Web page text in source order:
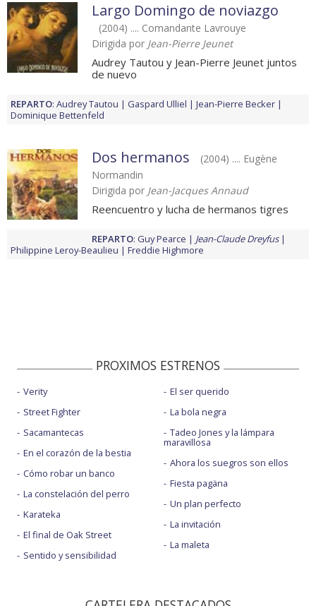
Largo Domingo de noviazgo
(2004) .... Comandante Lavrouye
Dirigida por Jean-Pierre Jeunet
Audrey Tautou y Jean-Pierre Jeunet juntos
de nuevo
REPARTO: Audrey Tautou Gaspard Ulliel
Jean-Pierre Becker
Dominique Bettenfeld
Dos hermanos
(2004) .... Eugène
Normandin
Dirigida por Jean-Jacques Annaud
Reencuentro y lucha de hermanos tigres
REPARTO: Guy Pearce
Jean-Claude Dreyfus
Philippine Leroy-Beaulieu
Freddie Highmore
PROXIMOS ESTRENOS
Verity
Street Fighter
Sacamantecas
En el corazón de la bestia
Cómo robar un banco
La constelación del perro
Karateka
El final de Oak Street
Sentido y sensibilidad
El ser querido
La bola negra
Tadeo Jones y la lámpara
maravillosa
Ahora los suegros son ellos
Fiesta pagäna
Un plan perfecto
La invitación
La maleta